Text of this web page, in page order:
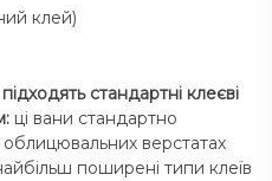
клей)
стандартні клеєві
ці вани стандартно
верстатах
поширені типи клеїв